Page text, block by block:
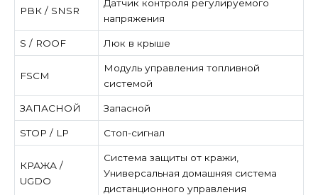
РВК / SNSR
Датчик контроля регулируемого
напряжения
S / ROOF Люк в крыше
FSCM
Модуль управления топливной
системой
ЗАПАСНОЙ Запасной
STOP / LP Стоп-сигнал
КРАЖА /
UGDO
Система защиты от кражи,
Универсальная домашняя система
дистанционного управления